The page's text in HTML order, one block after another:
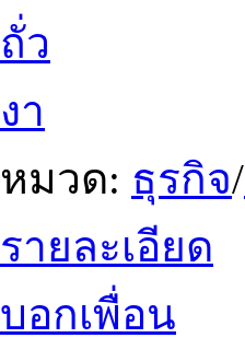
ถั่ว
งา
หมวด: ธุรกิจ/
รายละเอียด
บอกเพื่อน